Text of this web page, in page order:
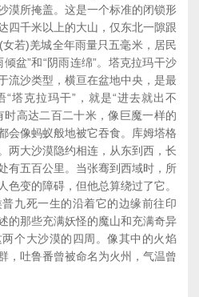
漠所掩盖。这是一个标准的闭锁形
四千米以上的大山，仅东北一隙跟
若)羌城全年雨量只五毫米，居民
盆”和“阴雨连绵”。塔克拉玛干沙
流沙类型，横亘在盆地中央，是最
塔克拉玛干”，就是“进去就出不
时高达二百二十米，像巨魔一样的
会像蚂蚁般地被它吞食。库姆塔格
两大沙漠隐约相连，从东到西，长
有五百公里。当张骞到西域时，所
色变的障碍，但他总算绕过了它。
九死一生的沿着它的边缘前往印
的那些充满妖怪的魔山和充满奇异
个大沙漠的四周。像其中的火焰
，吐鲁番曾被命名为火州，气温曾